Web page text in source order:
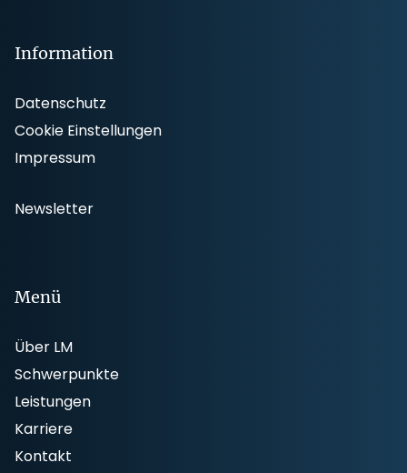
Information
Datenschutz
Cookie Einstellungen
Impressum
Newsletter
Menü
Über LM
Schwerpunkte
Leistungen
Karriere
Kontakt